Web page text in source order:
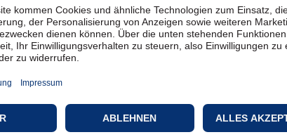
Videokonferenzgeräte
Videokonferenzkamera
Erweiterter Hardware-